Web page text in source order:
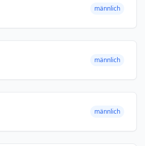
männlich
männlich
männlich